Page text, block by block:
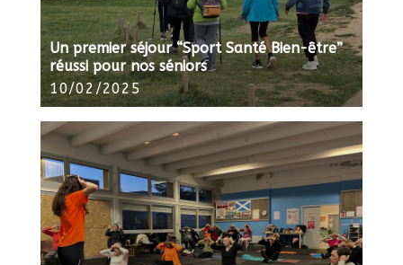
Un premier séjour “Sport Santé Bien-être”
réussi pour nos séniors
10/02/2025